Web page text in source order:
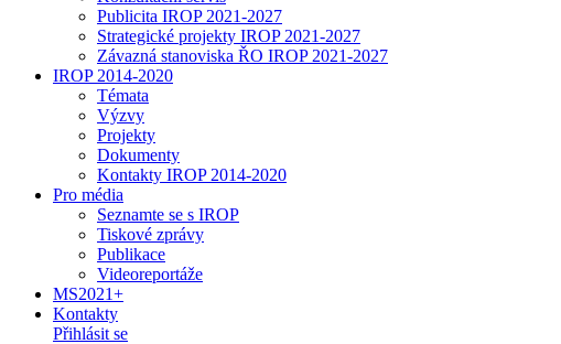
Publicita IROP 2021-2027
Strategické projekty IROP 2021-2027
Závazná stanoviska ŘO IROP 2021-2027
IROP 2014-2020
Témata
Výzvy
Projekty
Dokumenty
Kontakty IROP 2014-2020
Pro média
Seznamte se s IROP
Tiskové zprávy
Publikace
Videoreportáže
MS2021+
Kontakty
Přihlásit se